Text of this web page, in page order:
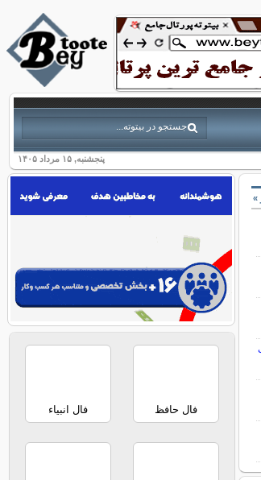
پنجشنبه, ۱۵ مرداد ۱۴۰۵
»
فال حافظ فال انبیاء